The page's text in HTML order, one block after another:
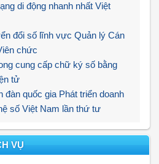
di động nhanh nhất Việt
đổi số lĩnh vực Quản lý Cán
chức
cung cấp chữ ký số bằng
tử
đàn quốc gia Phát triển doanh
số Việt Nam lần thứ tư
VỤ